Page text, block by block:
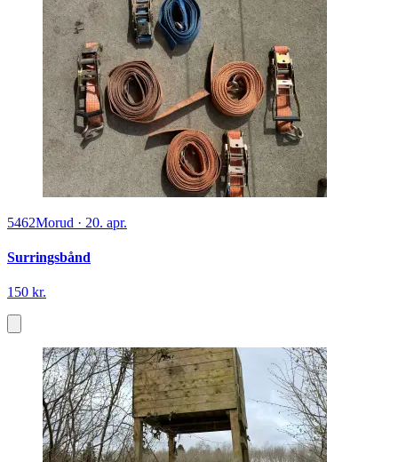
5462Morud · 20. apr.
Surringsbånd
150 kr.